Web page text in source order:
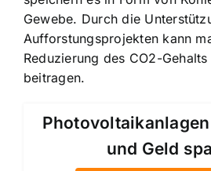
Gewebe. Durch die
Aufforstungsprojekten kann
Reduzierung des CO2-
beitragen.
und Geld